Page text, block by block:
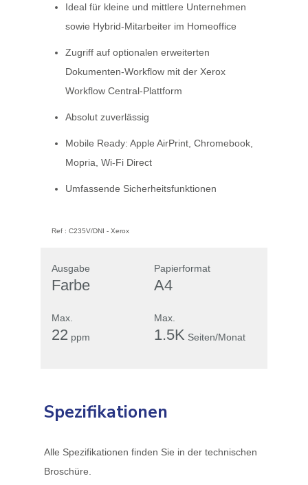
Ideal für kleine und mittlere Unternehmen
sowie Hybrid-Mitarbeiter im Homeoffice
Zugriff auf optionalen erweiterten
Dokumenten-Workflow mit der Xerox
Workflow Central-Plattform
Absolut zuverlässig
Mobile Ready: Apple AirPrint, Chromebook,
Mopria, Wi-Fi Direct
Umfassende Sicherheitsfunktionen
Ref : C235V/DNI - Xerox
Ausgabe
Farbe
Papierformat
A4
Max.
22 ppm
Max.
1.5K Seiten/Monat
Spezifikationen
Alle Spezifikationen finden Sie in der technischen
Broschüre.